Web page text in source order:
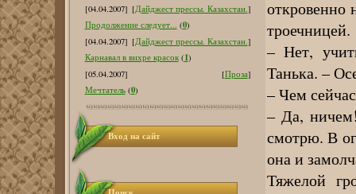
[04.04.2007] [Дайджест прессы. Казахстан.]
Продолжение следует... (0)
[04.04.2007] [Дайджест прессы. Казахстан.]
Карнавал в вихре красок (1)
[05.04.2007]
[Проза]
Мечтатель (0)
Вход на сайт
откровенно
троечницей.
– Нет,
Танька. –
– Чем
– Да,
смотрю. В
она и
Тяжелой